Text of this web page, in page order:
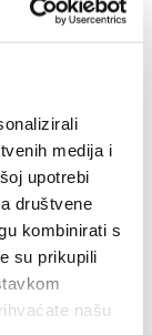
medija i
upotrebi
društvene
kombinirati s
su prikupili
našu
Kaštel Štafilić